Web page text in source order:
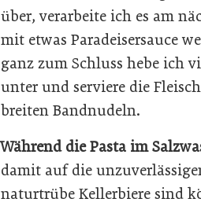
über, verarbeite ich es am
mit etwas Paradeisersauce
ganz zum Schluss hebe ich
unter und serviere die
breiten Bandnudeln.
Während die Pasta im
damit auf die
naturtrübe Kellerbiere sind